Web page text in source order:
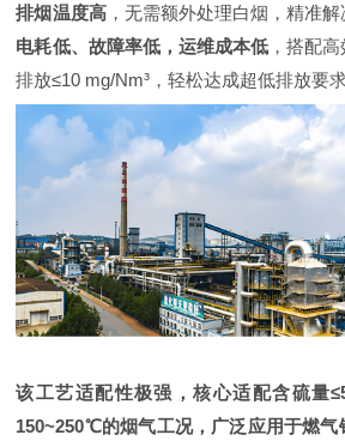
排烟温度高，无需额外处理白烟，精准
电耗低、故障率低，运维成本低 ，搭配
排放≤10 mg/Nm³，轻松达成超低排放要求
该工艺适配性极强，核心适配含硫量
150~250℃的烟气工况，广泛应用于燃气